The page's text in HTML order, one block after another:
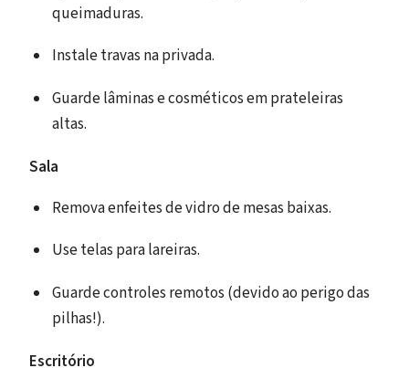
queimaduras.
Instale travas na privada.
Guarde lâminas e cosméticos em prateleiras
altas.
Sala
Remova enfeites de vidro de mesas baixas.
Use telas para lareiras.
Guarde controles remotos (devido ao perigo das
pilhas!).
Escritório